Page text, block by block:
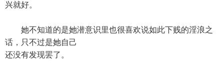
兴就好。
她不知道的是她潜意识里也很喜欢说如此下贱的淫浪之
话，只不过是她自己
还没有发现罢了。